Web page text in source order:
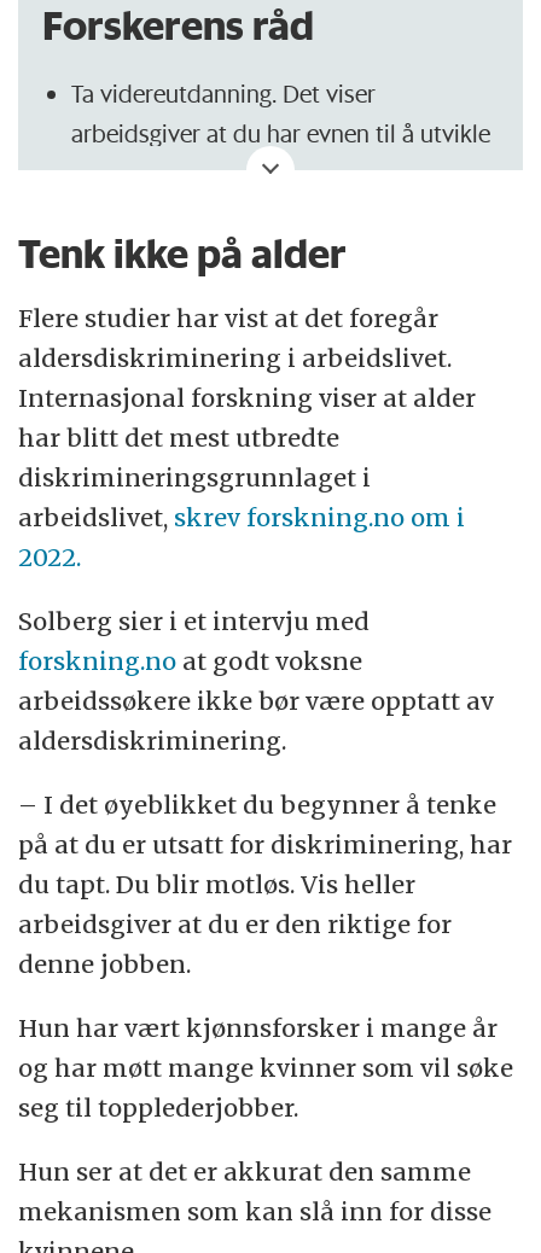
Forskerens råd
Ta videreutdanning. Det viser
arbeidsgiver at du har evnen til å utvikle
deg
den enkelte arbeidsgiver
Bruk nettverket ditt
Bygg opp profilen din på LinkedIn
Velg bevisst å se bort fra alder når du
går på jobbintervju
Ikke bli motløs av glossy jobbannonser.
De ber ofte om unge folk, men også om
Tenk ikke på alder
Flere studier har vist at det foregår
aldersdiskriminering i arbeidslivet.
Internasjonal forskning viser at alder
har blitt det mest utbredte
diskrimineringsgrunnlaget i
arbeidslivet, skrev forskning.no om i
2022.
Solberg sier i et intervju med
forskning.no at godt voksne
arbeidssøkere ikke bør være opptatt av
aldersdiskriminering.
– I det øyeblikket du begynner å tenke
på at du er utsatt for diskriminering, har
du tapt. Du blir motløs. Vis heller
arbeidsgiver at du er den riktige for
denne jobben.
Hun har vært kjønnsforsker i mange år
og har møtt mange kvinner som vil søke
seg til topplederjobber.
Hun ser at det er akkurat den samme
mekanismen som kan slå inn for disse